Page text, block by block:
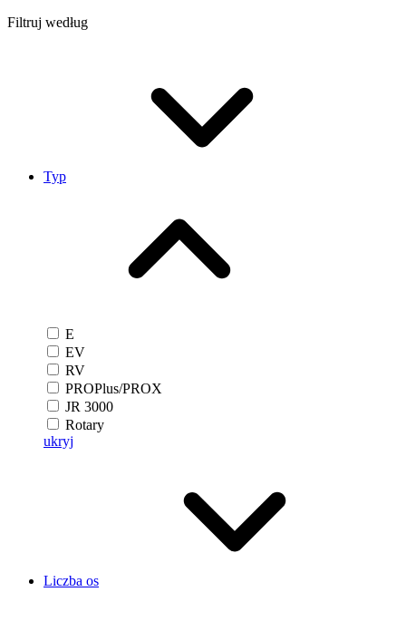
Filtruj według
Typ
E
EV
RV
PROPlus/PROX
JR 3000
Rotary
ukryj
Liczba os